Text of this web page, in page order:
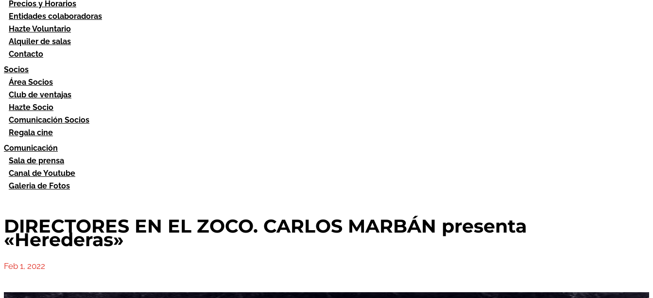
Precios y Horarios
Entidades colaboradoras
Hazte Voluntario
Alquiler de salas
Contacto
Socios
Área Socios
Club de ventajas
Hazte Socio
Comunicación Socios
Regala cine
Comunicación
Sala de prensa
Canal de Youtube
Galeria de Fotos
DIRECTORES EN EL ZOCO. CARLOS MARBÁN presenta
«Herederas»
Feb 1, 2022